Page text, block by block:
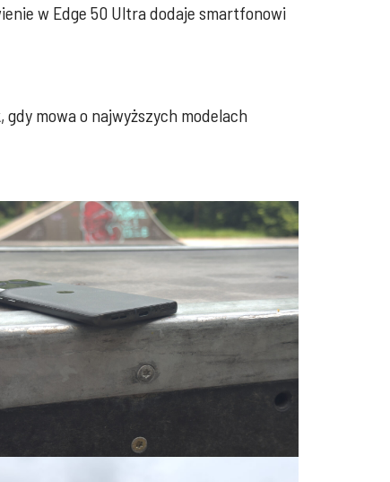
w Edge 50 Ultra dodaje smartfonowi
mowa o najwyższych modelach